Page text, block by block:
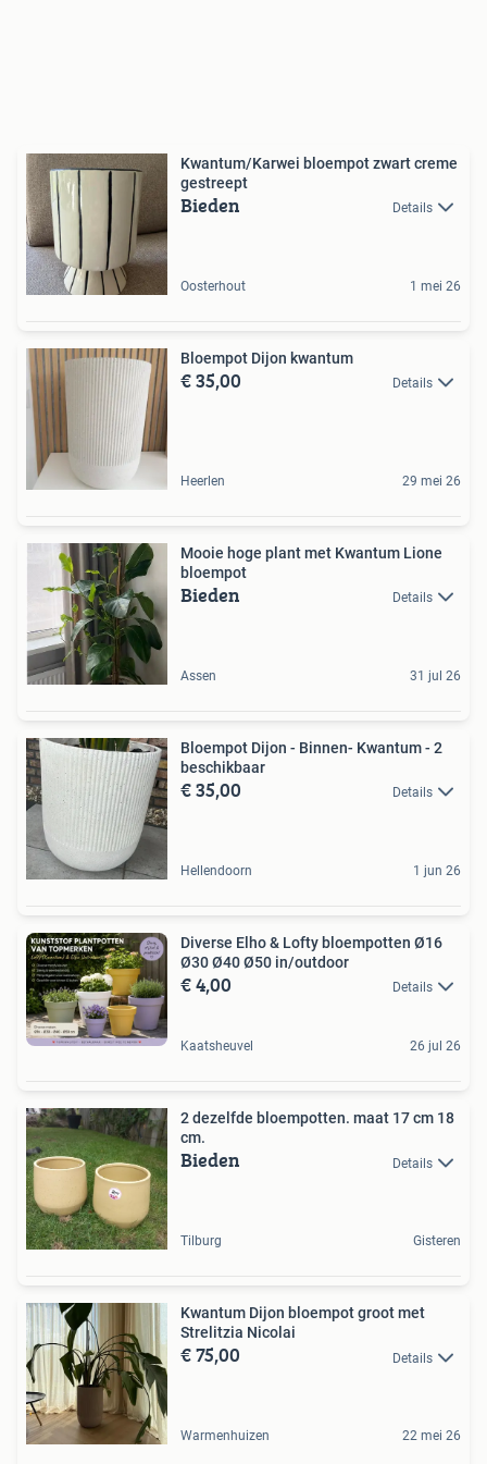
Kwantum/Karwei bloempot zwart creme
gestreept
Bieden Details
Oosterhout 1 mei 26
Bloempot Dijon kwantum
€ 35,00 Details
Heerlen 29 mei 26
Mooie hoge plant met Kwantum Lione
bloempot
Bieden Details
Assen 31 jul 26
Bloempot Dijon - Binnen- Kwantum - 2
beschikbaar
€ 35,00 Details
Hellendoorn 1 jun 26
Diverse Elho & Lofty bloempotten Ø16
Ø30 Ø40 Ø50 in/outdoor
€ 4,00 Details
Kaatsheuvel 26 jul 26
2 dezelfde bloempotten. maat 17 cm 18
cm.
Bieden Details
Tilburg Gisteren
Kwantum Dijon bloempot groot met
Strelitzia Nicolai
€ 75,00 Details
Warmenhuizen 22 mei 26